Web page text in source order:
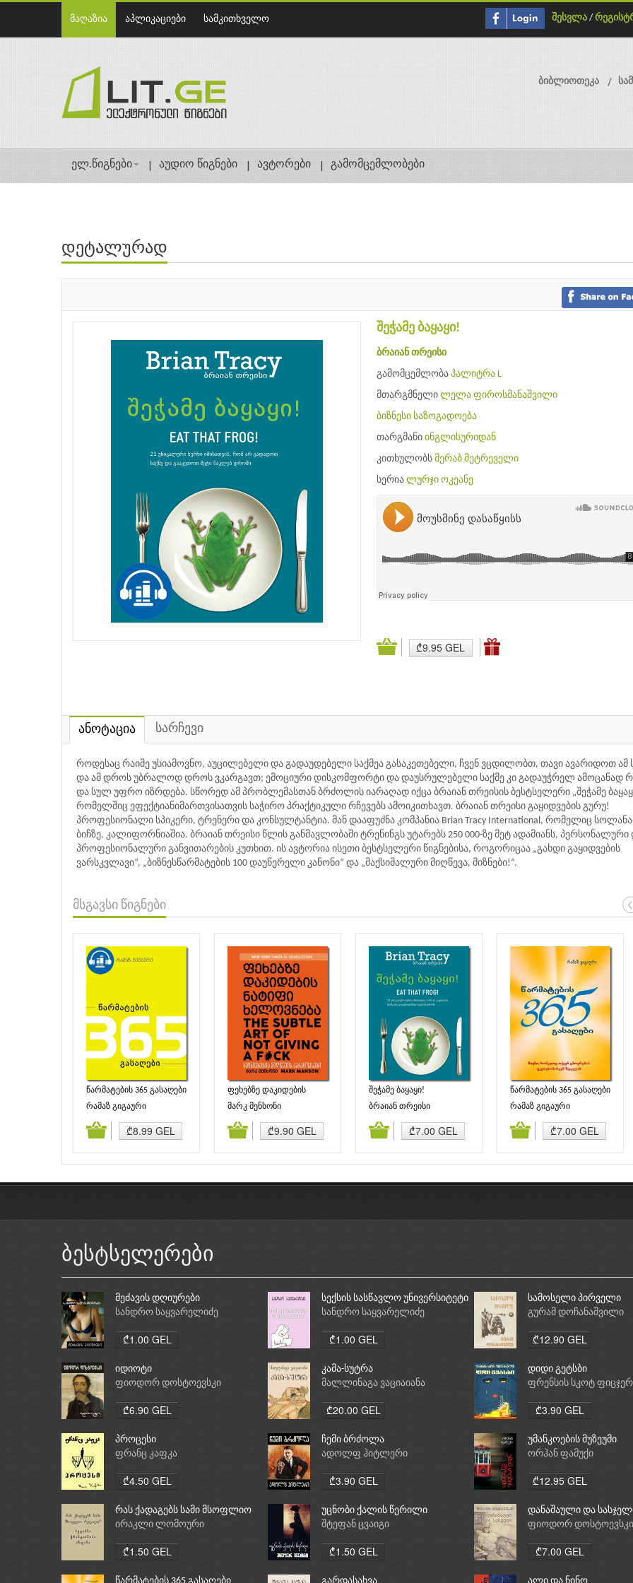
მაღაზია აპლიკაციები სამკითხველო შესვლა /
ბიბლიოთეკა
ელ.წიგნები აუდიო წიგნები ავტორები გამომცემლობები
დეტალურად
შეჭამე ბაყაყი!
ბრაიან თრეისი
გამომცემლობა პალიტრა L
მთარგმნელი ლელა ფიროსმანაშვილი
ბიზნესი საზოგადოება
თარგმანი ინგლისურიდან
კითხულობს მერაბ მეტრეველი
სერია ლურჯი ოკეანე
₾9.95 GEL
ანოტაცია სარჩევი
როდესაც რაიმე უსიამოვნო, აუცილებელი და გადაუდებელი საქმეა გასაკეთებელი, ჩვენ ვცდილობთ, თავი ავარიდოთ ამ
და ამ დროს უბრალოდ დროს ვკარგავთ; ემოციური დისკომფორტი და დაუსრულებელი საქმე კი გადაუჭრელ ამოცანად
და სულ უფრო იზრდება. სწორედ ამ პრობლემასთან ბრძოლის იარაღად იქცა ბრაიან თრეისის ბესტსელერი „შეჭამე
რომელშიც ეფექტიანიმართვისათვის საჭირო პრაქტიკული რჩევებს ამოიკითხავთ. ბრაიან თრეისი გაყიდვების გურუ!
პროფესიონალი სპიკერი, ტრენერი და კონსულტანტია. მან დააფუძნა კომპანია Brian Tracy International, რომელიც
ბიჩზე, კალიფორნიაშია. ბრაიან თრეისი წლის განმავლობაში ტრენინგს უტარებს 250 000-ზე მეტ ადამიანს, პერსონალური
პროფესიონალური განვითარების კუთხით. ის ავტორია ისეთი ბესტსელერი წიგნებისა, როგორიცაა „გახდი გაყიდვების
ვარსკვლავი“, „ბიზნესწარმატების 100 დაუწერელი კანონი“ და „მაქსიმალური მიღწევა, მიზნები!“.
მსგავსი წიგნები
წარმატების 365 გასაღები
რამაზ გიგაური
₾8.99 GEL
ფეხებზე დაკიდების
ნატიფი ხელოვნება
მარკ მენსონი
₾9.90 GEL
შეჭამე ბაყაყი!
ბრაიან თრეისი
₾7.00 GEL
წარმატების 365 გასაღები
რამაზ გიგაური
₾7.00 GEL
კალათაში დამატება კალათაში დამატება კალათაში დამატება კალათაში დამატება
ბესტსელერები
მეძავის დღიურები
სანდრო საყვარელიძე
₾1.00 GEL
სექსის სასწავლო უნივერსიტეტი
სანდრო საყვარელიძე
₾1.00 GEL
სამოსელი პირველი
გურამ დოჩანაშვილი
₾12.90 GEL
იდიოტი
ფიოდორ დოსტოევსკი
₾6.90 GEL
კამა-სუტრა
მალლინაგა ვაციაიანა
₾20.00 GEL
დიდი გეტსბი
ფრენსის სკოტ
₾3.90 GEL
პროცესი
ფრანც კაფკა
₾4.50 GEL
ჩემი ბრძოლა
ადოლფ ჰიტლერი
₾3.90 GEL
უმანკოების მუზეუმი
ორჰან ფამუქი
₾12.95 GEL
რას ქადაგებს სამი მსოფლიო
რელიგია: ბუდიზმი,
ირაკლი ლომოური
₾1.50 GEL
უცნობი ქალის წერილი
შტეფან ცვაიგი
₾1.50 GEL
დანაშაული და
ფიოდორ დოსტოევსკი
₾7.00 GEL